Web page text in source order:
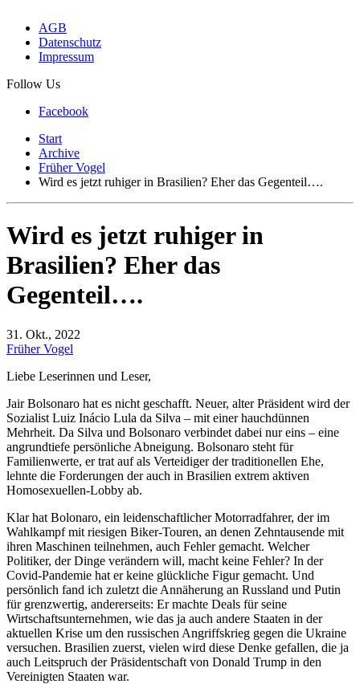
AGB
Datenschutz
Impressum
Follow Us
Facebook
Start
Archive
Früher Vogel
Wird es jetzt ruhiger in Brasilien? Eher das Gegenteil….
Wird es jetzt ruhiger in
Brasilien? Eher das
Gegenteil….
31. Okt., 2022
Früher Vogel
Liebe Leserinnen und Leser,
Jair Bolsonaro hat es nicht geschafft. Neuer, alter Präsident wird der
Sozialist Luiz Inácio Lula da Silva – mit einer hauchdünnen
Mehrheit. Da Silva und Bolsonaro verbindet dabei nur eins – eine
angrundtiefe persönliche Abneigung. Bolsonaro steht für
Familienwerte, er trat auf als Verteidiger der traditionellen Ehe,
lehnte die Forderungen der auch in Brasilien extrem aktiven
Homosexuellen-Lobby ab.
Klar hat Bolonaro, ein leidenschaftlicher Motorradfahrer, der im
Wahlkampf mit riesigen Biker-Touren, an denen Zehntausende mit
ihren Maschinen teilnehmen, auch Fehler gemacht. Welcher
Politiker, der Dinge verändern will, macht keine Fehler? In der
Covid-Pandemie hat er keine glückliche Figur gemacht. Und
persönlich fand ich zuletzt die Annäherung an Russland und Putin
für grenzwertig, andererseits: Er machte Deals für seine
Wirtschaftsunternehmen, wie das ja auch andere Staaten in der
aktuellen Krise um den russischen Angriffskrieg gegen die Ukraine
versuchen. Brasilien zuerst, vielen wird diese Denke gefallen, die ja
auch Leitspruch der Präsidentschaft von Donald Trump in den
Vereinigten Staaten war.